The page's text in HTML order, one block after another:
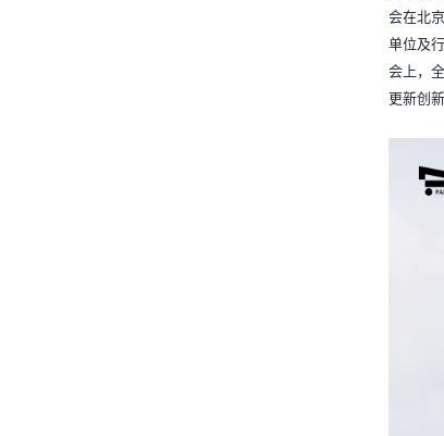
会在北
单位及
会上，
更新创